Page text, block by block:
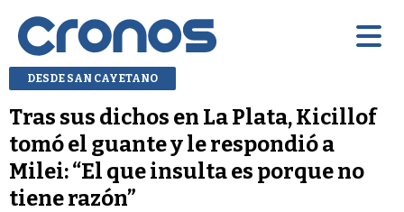
DESDE SAN CAYETANO
Tras sus dichos en La Plata, Kicillof
tomó el guante y le respondió a
Milei: “El que insulta es porque no
tiene razón”